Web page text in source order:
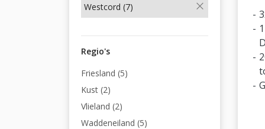
Westcord (7)
Regio's
Friesland (5)
Kust (2)
Vlieland (2)
Waddeneiland (5)